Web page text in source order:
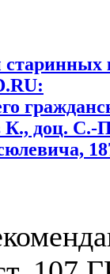
доц. С.-